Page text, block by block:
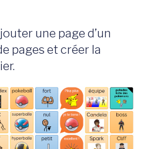
une page d’un
pages et créer la